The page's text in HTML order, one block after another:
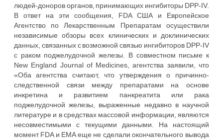
людей-доноров органов, принимающих ингибиторы DPP-IV.
В ответ на эти сообщения, FDA США и Европейское
Агентство по Лекарственным Препаратам осуществили
независимые обзоры всех клинических и доклинических
данных, связанных с возможной связью ингибиторов DPP-IV
с раком поджелудочной железы. В совместном письме к
New England Journal of Medicines, агентства заявили, что
«Оба агентства считают, что утверждения о причинно-
следственной связи между препаратами на основе
инкретина и развитием панкреатита или рака
поджелудочной железы, выраженные недавно в научной
литературе и в средствах массовой информации, являются
несовместимыми с текущими данными. На настоящий
момент FDA и EMA еще не сделали окончательного вывода